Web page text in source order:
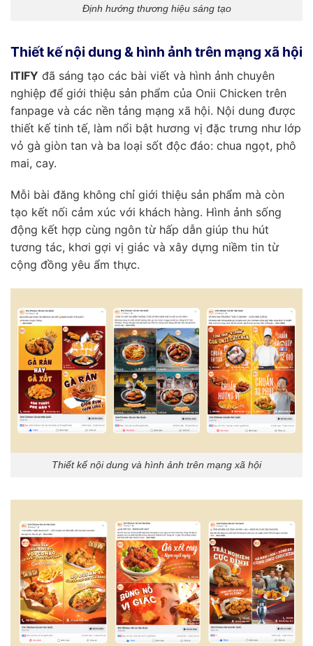
Định hướng thương hiệu sáng tạo
Thiết kế nội dung & hình ảnh trên mạng xã hội
ITIFY đã sáng tạo các bài viết và hình ảnh chuyên
nghiệp để giới thiệu sản phẩm của Onii Chicken trên
fanpage và các nền tảng mạng xã hội. Nội dung được
thiết kế tinh tế, làm nổi bật hương vị đặc trưng như lớp
vỏ gà giòn tan và ba loại sốt độc đáo: chua ngọt, phô
mai, cay.
Mỗi bài đăng không chỉ giới thiệu sản phẩm mà còn
tạo kết nối cảm xúc với khách hàng. Hình ảnh sống
động kết hợp cùng ngôn từ hấp dẫn giúp thu hút
tương tác, khơi gợi vị giác và xây dựng niềm tin từ
cộng đồng yêu ẩm thực.
Thiết kế nội dung và hình ảnh trên mạng xã hội